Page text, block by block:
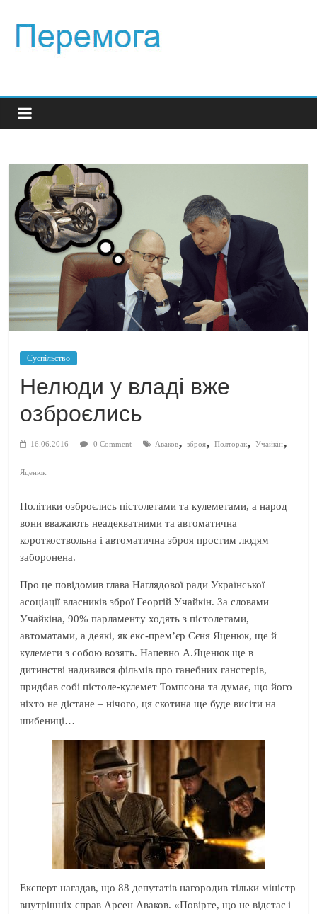
Суспільство
Нелюди у владі вже
озброєлись
16.06.2016 0 Comment Аваков,зброя,Полторак,Учайкін,
Яценюк
Політики озброєлись пістолетами та кулеметами, а народ
вони вважають неадекватними та автоматична
короткоствольна і автоматична зброя простим людям
заборонена.
Про це повідомив глава Наглядової ради Української
асоціації власників зброї Георгій Учайкін. За словами
Учайкіна, 90% парламенту ходять з пістолетами,
автоматами, а деякі, як екс-прем’єр Сєня Яценюк, ще й
кулемети з собою возять. Напевно А.Яценюк ще в
дитинстві надивився фільмів про ганебних ганстерів,
придбав собі пістоле-кулемет Томпсона та думає, що його
ніхто не дістане – нічого, ця скотина ще буде висіти на
шибениці…
Експерт нагадав, що 88 депутатів нагородив тільки міністр
внутрішніх справ Арсен Аваков. «Повірте, що не відстає і